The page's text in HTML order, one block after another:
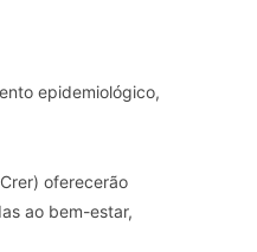
epidemiológico,
oferecerão
ao bem-estar,